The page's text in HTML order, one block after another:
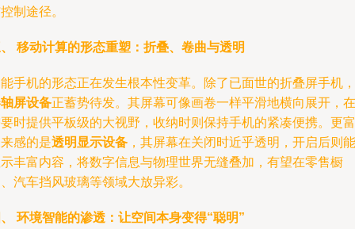
制途径。
移动计算的形态重塑：折叠、卷曲与透明
手机的形态正在发生根本性变革。除了已面世的折叠屏手机，
屏设备正蓄势待发。其屏幕可像画卷一样平滑地横向展开，在
时提供平板级的大视野，收纳时则保持手机的紧凑便携。更富
感的是透明显示设备 ，其屏幕在关闭时近乎透明，开启后则能
丰富内容，将数字信息与物理世界无缝叠加，有望在零售橱
汽车挡风玻璃等领域大放异彩。
环境智能的渗透：让空间本身变得“聪明”